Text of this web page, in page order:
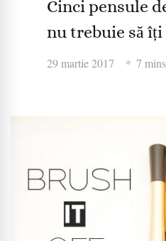
Cinci pensule
nu trebuie să îți
29 martie 2017 7